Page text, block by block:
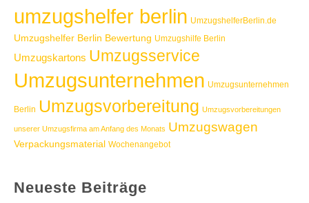
umzugshelfer berlin UmzugshelferBerlin.de
Umzugshelfer Berlin Bewertung Umzugshilfe Berlin
Umzugskartons Umzugsservice
Umzugsunternehmen Umzugsunternehmen
Berlin Umzugsvorbereitung Umzugsvorbereitungen
unserer Umzugsfirma am Anfang des Monats Umzugswagen
Verpackungsmaterial Wochenangebot
Neueste Beiträge